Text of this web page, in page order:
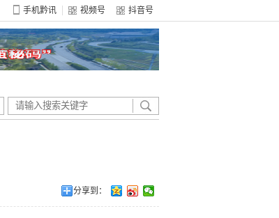
手机黔讯 视频号 抖音号
分享到：